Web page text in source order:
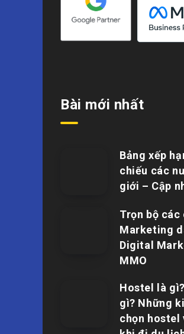
Bài mới nhất
Bảng xếp
chiếu các
giới – Cập
Trọn bộ
Marketing
Digital
MMO
Hostel là
gì? Những
chọn hostel